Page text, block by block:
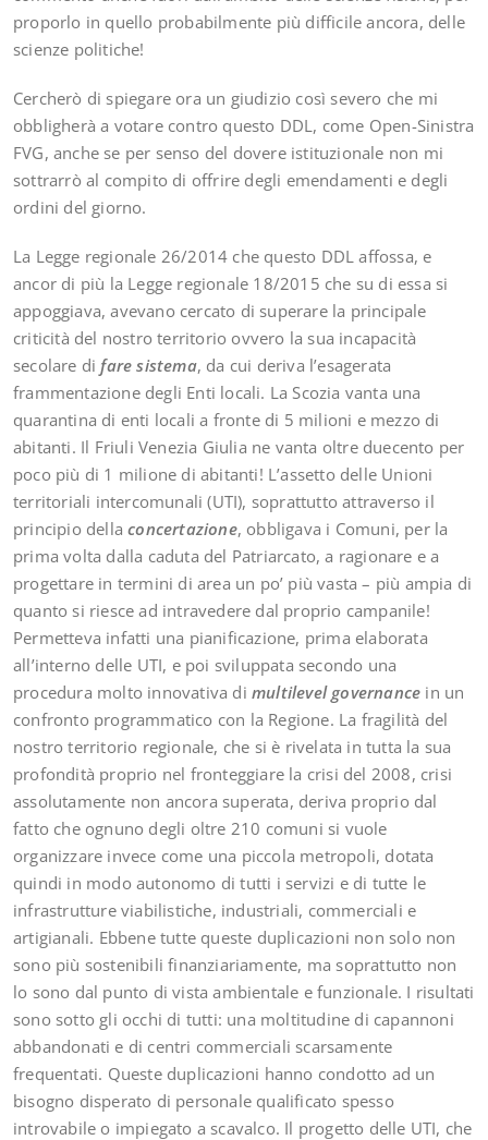
proporlo in quello probabilmente più difficile ancora, delle
scienze politiche!
Cercherò di spiegare ora un giudizio così severo che mi
obbligherà a votare contro questo DDL, come Open-Sinistra
FVG, anche se per senso del dovere istituzionale non mi
sottrarrò al compito di offrire degli emendamenti e degli
ordini del giorno.
La Legge regionale 26/2014 che questo DDL affossa, e
ancor di più la Legge regionale 18/2015 che su di essa si
appoggiava, avevano cercato di superare la principale
criticità del nostro territorio ovvero la sua incapacità
secolare difare sistema, da cui deriva l’esagerata
frammentazione degli Enti locali. La Scozia vanta una
quarantina di enti locali a fronte di 5 milioni e mezzo di
abitanti. Il Friuli Venezia Giulia ne vanta oltre duecento per
poco più di 1 milione di abitanti! L’assetto delle Unioni
territoriali intercomunali (UTI), soprattutto attraverso il
principio dellaconcertazione, obbligava i Comuni, per la
prima volta dalla caduta del Patriarcato, a ragionare e a
progettare in termini di area un po’ più vasta – più ampia di
quanto si riesce ad intravedere dal proprio campanile!
Permetteva infatti una pianificazione, prima elaborata
all’interno delle UTI, e poi sviluppata secondo una
procedura molto innovativa di multilevel governance in un
confronto programmatico con la Regione. La fragilità del
nostro territorio regionale, che si è rivelata in tutta la sua
profondità proprio nel fronteggiare la crisi del 2008, crisi
assolutamente non ancora superata, deriva proprio dal
fatto che ognuno degli oltre 210 comuni si vuole
organizzare invece come una piccola metropoli, dotata
quindi in modo autonomo di tutti i servizi e di tutte le
infrastrutture viabilistiche, industriali, commerciali e
artigianali. Ebbene tutte queste duplicazioni non solo non
sono più sostenibili finanziariamente, ma soprattutto non
lo sono dal punto di vista ambientale e funzionale. I risultati
sono sotto gli occhi di tutti: una moltitudine di capannoni
abbandonati e di centri commerciali scarsamente
frequentati. Queste duplicazioni hanno condotto ad un
bisogno disperato di personale qualificato spesso
introvabile o impiegato a scavalco. Il progetto delle UTI, che